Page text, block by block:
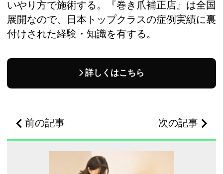
いやり方で施術する。『巻き爪補正店』は全国
展開なので、日本トップクラスの症例実績に裏
付けされた経験・知識を有する。
詳しくはこちら
前の記事 次の記事